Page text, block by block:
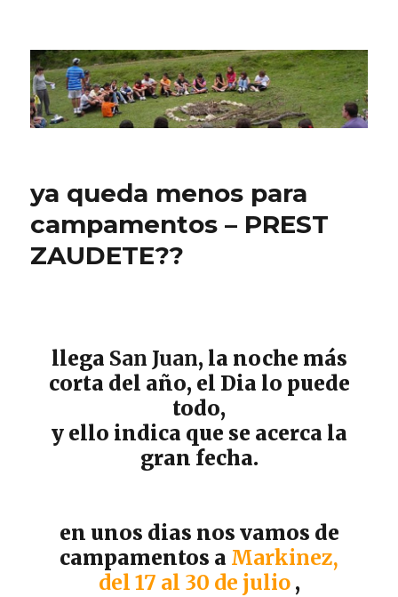
CPN Azterlariak
ya queda menos para
campamentos – PREST
ZAUDETE??
llega San Juan, la noche más
corta del año, el Dia lo puede
todo,
y ello indica que se acerca la
gran fecha.
en unos dias nos vamos de
campamentos a Markinez,
del 17 al 30 de julio ,